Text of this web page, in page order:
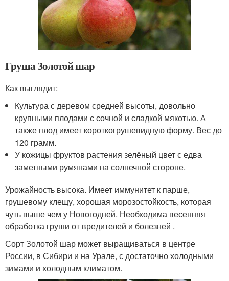
Груша Золотой шар
Как выглядит:
Культура с деревом средней высоты, довольно
крупными плодами с сочной и сладкой мякотью. А
также плод имеет короткогрушевидную форму. Вес до
120 грамм.
У кожицы фруктов растения зелёный цвет с едва
заметными румянами на солнечной стороне.
Урожайность высока. Имеет иммунитет к парше,
грушевому клещу, хорошая морозостойкость, которая
чуть выше чем у Новогодней. Необходима весенняя
обработка груши от вредителей и болезней .
Сорт Золотой шар может выращиваться в центре
России, в Сибири и на Урале, с достаточно холодными
зимами и холодным климатом.